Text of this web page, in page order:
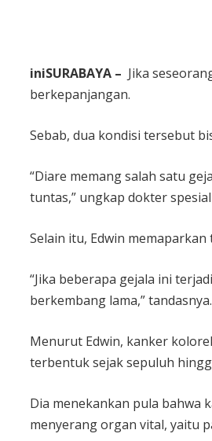
iniSURABAYA – Jika
berkepanjangan.
Sebab, dua kondisi tersebut
“Diare memang salah satu
tuntas,” ungkap dokter
Selain itu, Edwin
“Jika beberapa gejala ini
berkembang lama,” tandasnya.
Menurut Edwin, kanker
terbentuk sejak sepuluh
Dia menekankan pula bahwa
menyerang organ vital, yaitu